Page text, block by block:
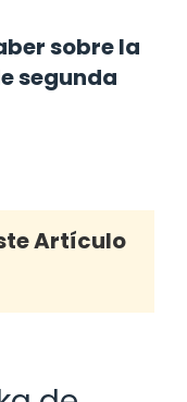
sobre la
segunda
Artículo